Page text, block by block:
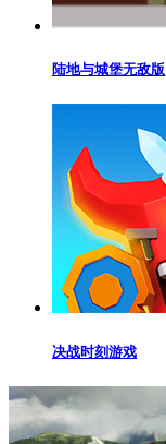
陆地与城堡无敌版
决战时刻游戏